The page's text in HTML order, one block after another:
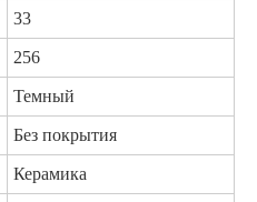
33
256
Темный
Без покрытия
Керамика